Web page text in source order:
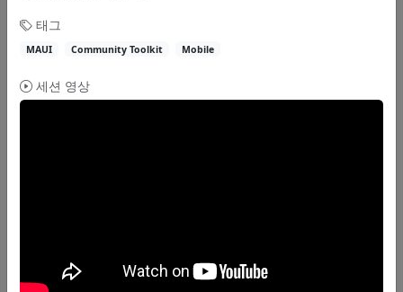
핸즈온랩
Spread.NET과 함께하는 쾌-적 Excel 개발
닷넷 개발자를 위한 깃헙 코드스페이스 설정
태그
MAUI Community Toolkit Mobile
세션 영상